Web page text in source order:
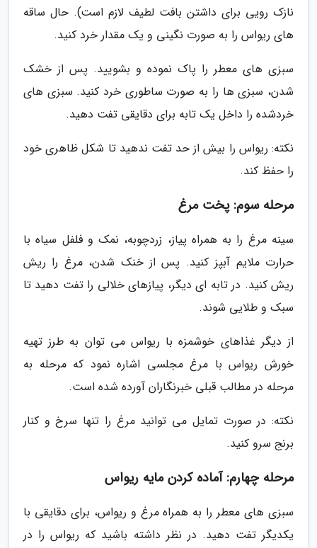
نازک رویی برای داشتن بافت لطیف لازم است). حال ساقه
های ریواس را به صورت نگینی و یک مقدار خرد کنید.
سبزی های معطر را پاک نموده و بشویید. پس از خشک
شدن، سبزی ها را به صورت ساطوری خرد کنید. سبزی های
خردشده را داخل یک تابه برای دقایقی تفت دهید.
نکته: ریواس را بیش از حد تفت ندهید تا شکل ظاهری خود
را حفظ کند.
مرحله سوم: پخت مرغ
سینه مرغ را به همراه پیاز، زردچوبه، نمک و فلفل سیاه با
حرارت ملایم آبپز کنید. پس از خنک شدن، مرغ را ریش
ریش کنید. در تابه ای دیگر، پیازهای خلالی را تفت دهید تا
سبک و طلایی شوند.
از دیگر غذاهای خوشمزه با ریواس می توان به طرز تهیه
خورش ریواس با مرغ مجلسی اشاره نمود که مرحله به
مرحله در مطالب قبلی خبرنگاران آورده شده است.
نکته: در صورت تمایل می توانید مرغ را تنها سرخ و کنار
برنج سرو کنید.
مرحله چهارم: آماده کردن مایه ریواس
سبزی های معطر را به همراه مرغ و ریواس، برای دقایقی با
یکدیگر تفت دهید. در نظر داشته باشید که ریواس را در